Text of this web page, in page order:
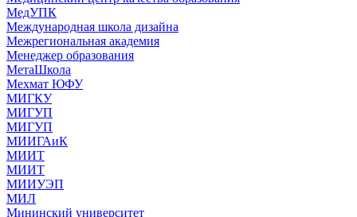
МедУПК
Международная школа дизайна
Межрегиональная академия
Менеджер образования
МетаШкола
Мехмат ЮФУ
МИГКУ
МИГУП
МИГУП
МИИГАиК
МИИТ
МИИТ
МИИУЭП
МИЛ
Мининский университет